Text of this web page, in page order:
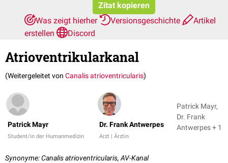
Zitat kopieren
Was zeigt hierher
Versionsgeschichte
Artikel
erstellen
Discord
Atrioventrikularkanal
(Weitergeleitet von Canalis atrioventricularis)
Patrick Mayr
Student/in der Humanmedizin
Dr. Frank Antwerpes
Arzt | Ärztin
Patrick Mayr,
Dr. Frank
Antwerpes + 1
Synonyme: Canalis atrioventricularis, AV-Kanal